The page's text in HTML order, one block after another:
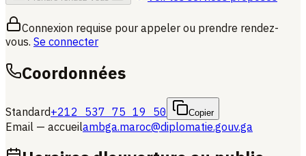
Connexion requise pour appeler ou prendre rendez-
vous. Se connecter
Coordonnées
Standard+212 537 75 19 50 Copier
Email — accueilambga.maroc@diplomatie.gouv.ga